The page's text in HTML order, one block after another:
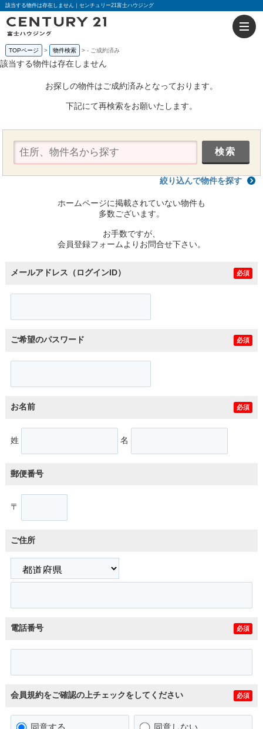
該当する物件は存在しません｜センチュリー21富士ハウジング
TOPページ 物件検索 - ご成約済み
該当する物件は存在しません
お探しの物件はご成約済みとなっております。
下記にて再検索をお願いたします。
絞り込んで物件を探す
ホームページに掲載されていない物件も
多数ございます。
お手数ですが、
会員登録フォームよりお問合せ下さい。
メールアドレス（ログインID） 必須
ご希望のパスワード 必須
お名前 必須
姓 名
郵便番号
〒
ご住所
電話番号 必須
会員規約をご確認の上チェックをしてください 必須
同意する 同意しない